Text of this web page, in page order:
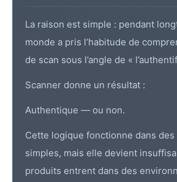
La raison est simple : pendant
monde a pris l’habitude de
de scan sous l’angle de «
Scanner donne un résultat :
Authentique — ou non.
Cette logique fonctionne dans des
simples, mais elle devient
produits entrent dans des